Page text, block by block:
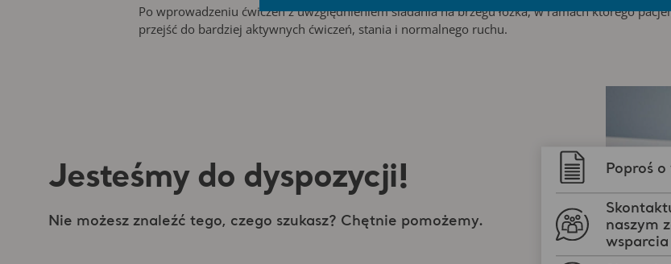
Po wprowadzeniu ćwiczeń z uwzględnieniem siadania na brzegu łóżka, w ramach którego
przejść do bardziej aktywnych ćwiczeń, stania i normalnego ruchu.
Jesteśmy do dyspozycji!
Nie możesz znaleźć tego, czego szukasz? Chętnie pomożemy.
Poproś
naszym
wsparcia